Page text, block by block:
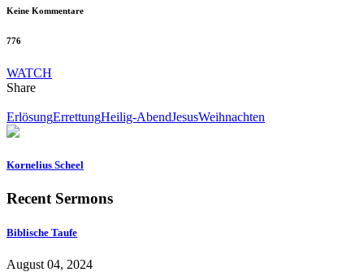
Keine Kommentare
776
WATCH
Share
ErlösungErrettungHeilig-AbendJesusWeihnachten
Kornelius Scheel
Recent Sermons
Biblische Taufe
August 04, 2024